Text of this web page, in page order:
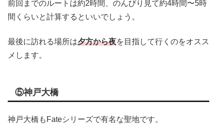
前回までのルートは約2時間、のんびり見て約4時間〜5時
間くらいと計算するといいでしょう。
最後に訪れる場所は夕方から夜を目指して行くのをオスス
メします。
⑤神戸大橋
神戸大橋もFateシリーズで有名な聖地です。